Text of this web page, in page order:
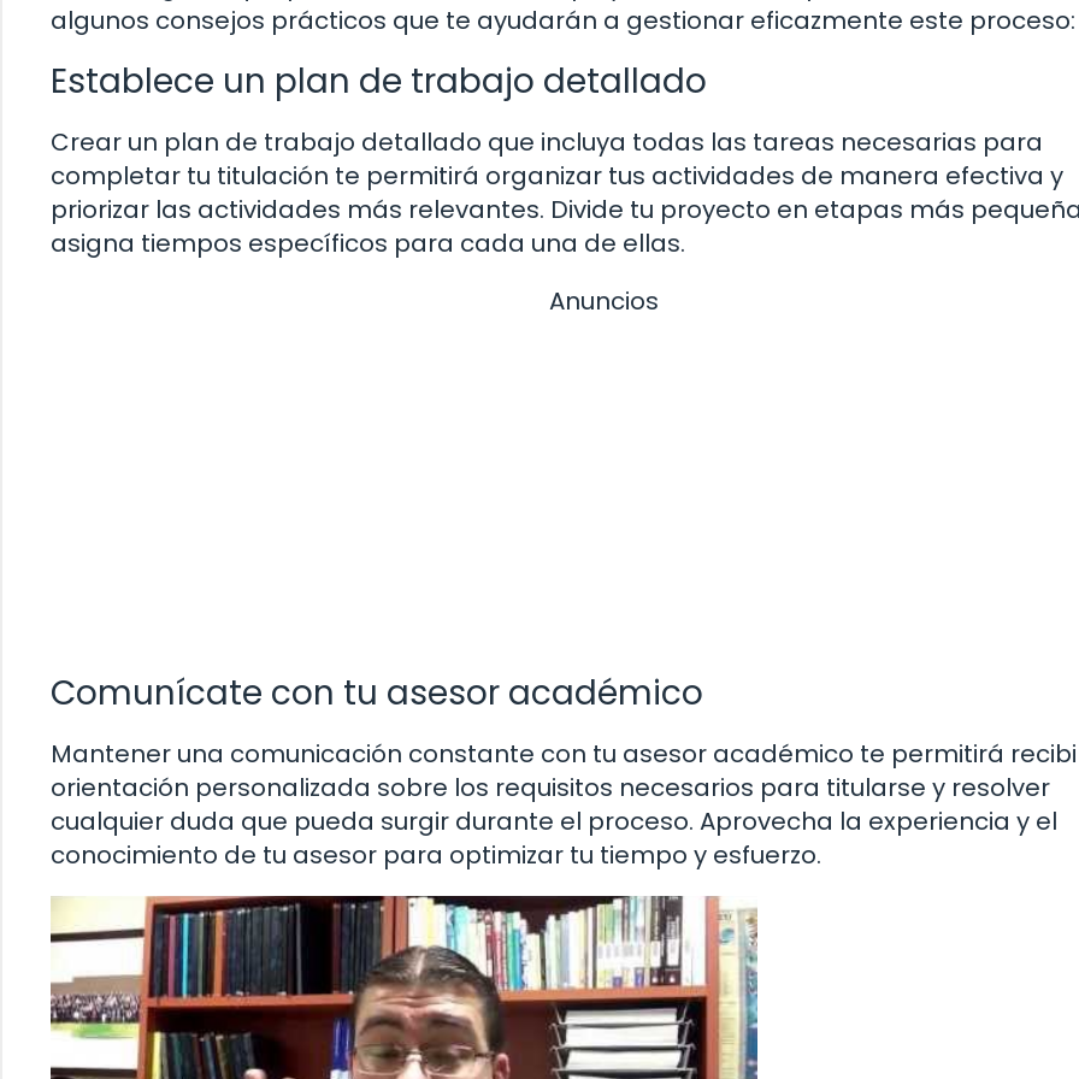
algunos consejos prácticos que te ayudarán a gestionar eficazmente este proceso:
Establece un plan de trabajo detallado
Crear un plan de trabajo detallado que incluya todas las tareas necesarias para
completar tu titulación te permitirá organizar tus actividades de manera efectiva y
priorizar las actividades más relevantes. Divide tu proyecto en etapas más
asigna tiempos específicos para cada una de ellas.
Anuncios
Comunícate con tu asesor académico
Mantener una comunicación constante con tu asesor académico te permitirá
orientación personalizada sobre los requisitos necesarios para titularse y resolver
cualquier duda que pueda surgir durante el proceso. Aprovecha la experiencia y el
conocimiento de tu asesor para optimizar tu tiempo y esfuerzo.